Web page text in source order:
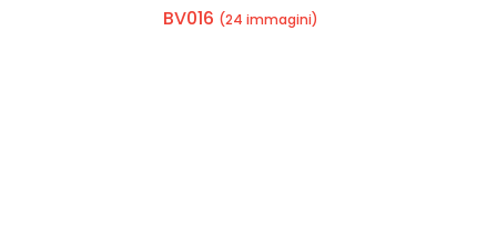
BV016 (24 immagini)